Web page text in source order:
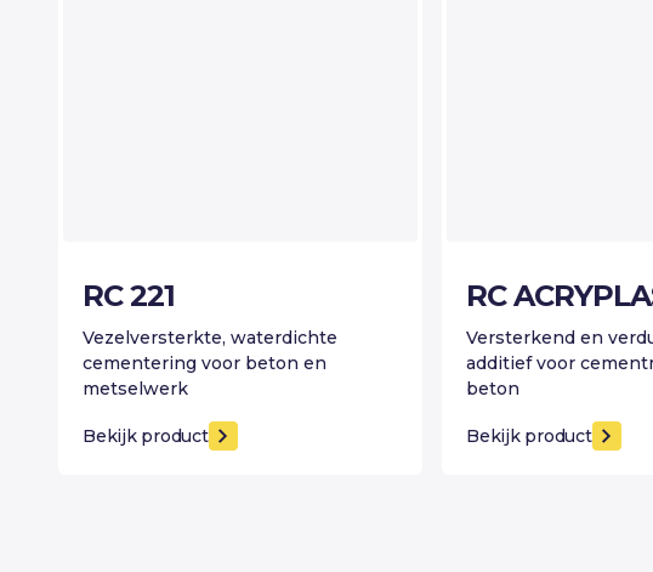
RC 221
Vezelversterkte, waterdichte
cementering voor beton en
metselwerk
Bekijk product
RC
Versterkend en
additief voor
beton
Bekijk product